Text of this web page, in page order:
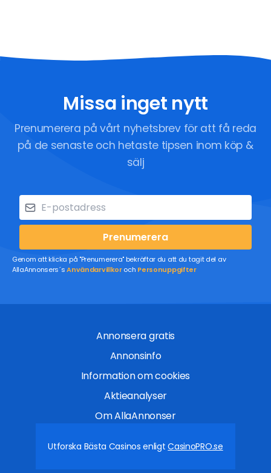
Missa inget nytt
Prenumerera på vårt nyhetsbrev för att få reda
på de senaste och hetaste tipsen inom köp &
sälj
Prenumerera
Genom att klicka på "Prenumerera" bekräftar du att du tagit del av
AllaAnnonsers´sAnvändarvillkoroch Personuppgifter
Annonsera gratis
Annonsinfo
Information om cookies
Aktieanalyser
Om AllaAnnonser
Utforska Bästa Casinos enligtCasinoPRO.se